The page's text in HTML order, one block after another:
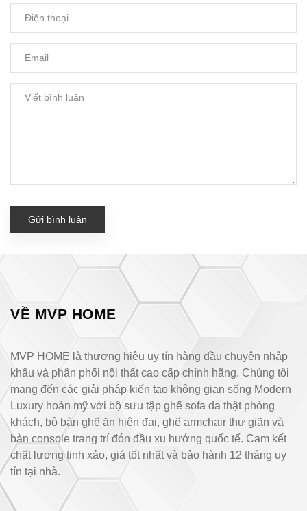
Gửi bình luận
VỀ MVP HOME
MVP HOME là thương hiệu uy tín hàng đầu chuyên nhập
khẩu và phân phối nội thất cao cấp chính hãng. Chúng tôi
mang đến các giải pháp kiến tạo không gian sống Modern
Luxury hoàn mỹ với bộ sưu tập ghế sofa da thật phòng
khách, bộ bàn ghế ăn hiện đại, ghế armchair thư giãn và
bàn console trang trí đón đầu xu hướng quốc tế. Cam kết
chất lượng tinh xảo, giá tốt nhất và bảo hành 12 tháng uy
tín tại nhà.